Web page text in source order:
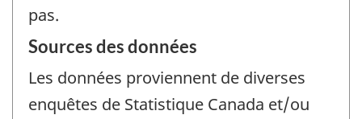
pas.
Sources des données
Les données proviennent de diverses
enquêtes de Statistique Canada et/ou